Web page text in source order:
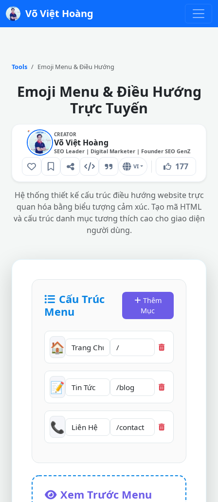
Võ Việt Hoàng
Tools Emoji Menu & Điều Hướng
Emoji Menu & Điều Hướng
Trực Tuyến
CREATOR
Võ Việt Hoàng
SEO Leader | Digital Marketer | Founder SEO GenZ
VI 177
Hệ thống thiết kế cấu trúc điều hướng website trực
quan hóa bằng biểu tượng cảm xúc. Tạo mã HTML
và cấu trúc danh mục tương thích cao cho giao diện
người dùng.
Cấu Trúc
Menu
Thêm
Mục
🏠
📝
📞
Xem Trước Menu